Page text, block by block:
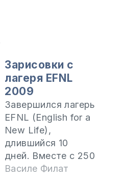
Зарисовки с
лагеря EFNL
2009
Завершился лагерь
EFNL (English for a
New Life),
длившийся 10
дней. Вместе с 250
участниками
Василе Филат